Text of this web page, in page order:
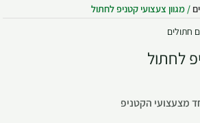
/ מגוון צעצועי קטניפ לחתול
חתולים
לחתול
מצעצועי הקטניפ